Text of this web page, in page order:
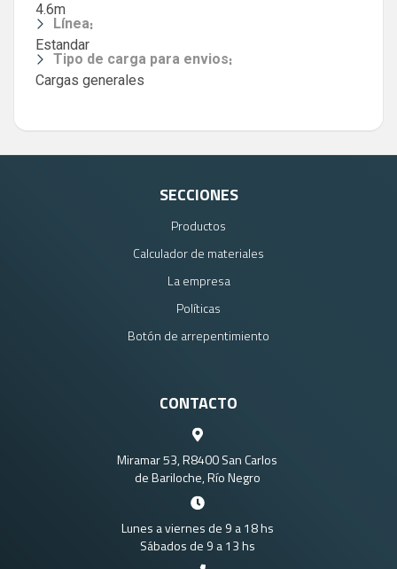
4.6m
Línea:
Estandar
Tipo de carga para envios:
Cargas generales
SECCIONES
Productos
Calculador de materiales
La empresa
Políticas
Botón de arrepentimiento
CONTACTO
Miramar 53, R8400 San Carlos
de Bariloche, Río Negro
Lunes a viernes de 9 a 18 hs
Sábados de 9 a 13 hs